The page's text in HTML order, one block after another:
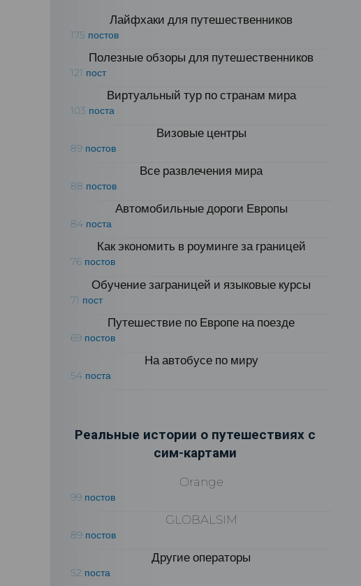
Лайфхаки для путешественников
175 постов
Полезные обзоры для путешественников
121 пост
Виртуальный тур по странам мира
103 поста
Визовые центры
89 постов
Все развлечения мира
88 постов
Автомобильные дороги Европы
84 поста
Как экономить в роуминге за границей
76 постов
Обучение заграницей и языковые курсы
71 пост
Путешествие по Европе на поезде
69 постов
На автобусе по миру
54 поста
Реальные истории о путешествиях с
сим-картами
Orange
99 постов
GLOBALSIM
89 постов
Другие операторы
52 поста